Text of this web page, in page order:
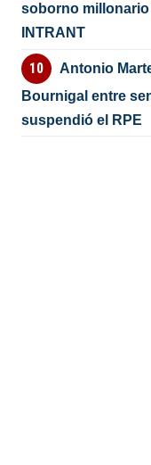
soborno millonario
INTRANT
Antonio
Bournigal entre
suspendió el RPE